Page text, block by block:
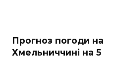
Прогноз погоди на
Хмельниччині на 5